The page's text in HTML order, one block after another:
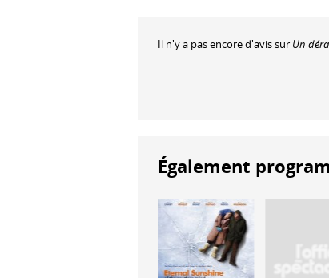
Il n'y a pas encore d'avis sur Un
Également